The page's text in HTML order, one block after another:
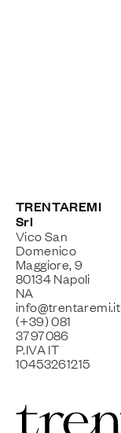
TRENTAREMI
Srl
Vico San
Domenico
Maggiore, 9
80134 Napoli
NA
info@trentaremi.it
(+39) 081
3797086
P.IVA IT
10453261215